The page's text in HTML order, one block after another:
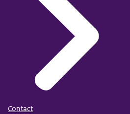
Contact